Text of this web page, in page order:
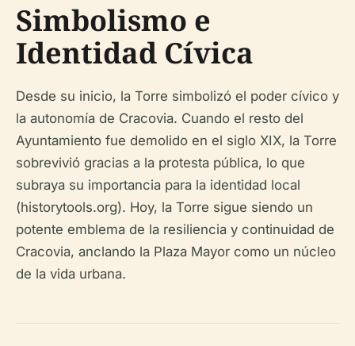
Simbolismo e
Identidad Cívica
Desde su inicio, la Torre simbolizó el poder cívico y
la autonomía de Cracovia. Cuando el resto del
Ayuntamiento fue demolido en el siglo XIX, la Torre
sobrevivió gracias a la protesta pública, lo que
subraya su importancia para la identidad local
(historytools.org). Hoy, la Torre sigue siendo un
potente emblema de la resiliencia y continuidad de
Cracovia, anclando la Plaza Mayor como un núcleo
de la vida urbana.